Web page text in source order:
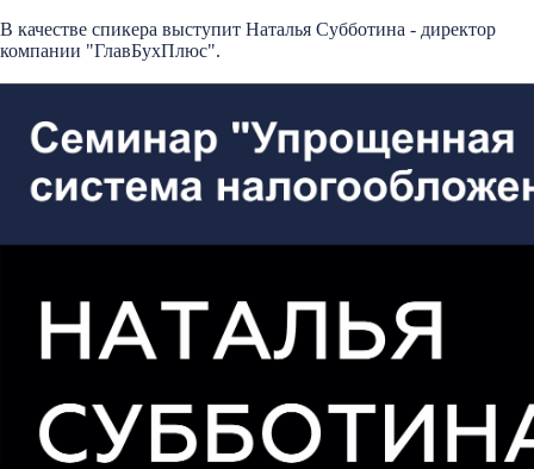
В качестве спикера выступит Наталья Субботина - директор
компании "ГлавБухПлюс".